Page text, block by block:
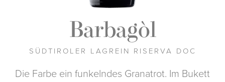
Barbagòl
SÜDTIROLER LAGREIN RISERVA DOC
Die Farbe ein funkelndes Granatrot. Im Bukett